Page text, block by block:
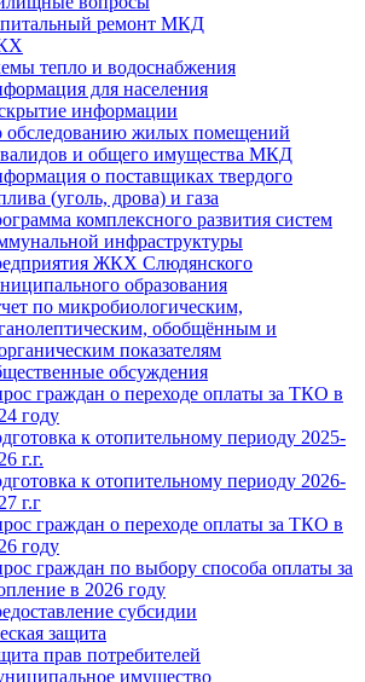
ремонт МКД
тепло и водоснабжения
для населения
информации
обследованию жилых помещений
и общего имущества МКД
о поставщиках твердого
(уголь, дрова) и газа
комплексного развития систем
инфраструктуры
ЖКХ Слюдянского
образования
по микробиологическим,
обобщённым и
показателям
обсуждения
граждан о переходе оплаты за ТКО в
году
к отопительному периоду 2025-
г.г.
к отопительному периоду 2026-
г.г
граждан о переходе оплаты за ТКО в
году
граждан по выбору способа оплаты за
в 2026 году
субсидии
защита
прав потребителей
имущество